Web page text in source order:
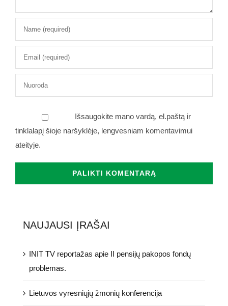
Išsaugokite mano vardą, el.paštą ir
tinklalapį šioje naršyklėje, lengvesniam komentavimui
ateityje.
NAUJAUSI ĮRAŠAI
INIT TV reportažas apie II pensijų pakopos fondų
problemas.
Lietuvos vyresniųjų žmonių konferencija